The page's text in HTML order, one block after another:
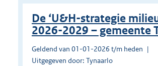
De ‘U&H-strategie
2026-2029 – gemeente
Geldend van 01-01-2026 t/m heden
Uitgegeven door: Tynaarlo